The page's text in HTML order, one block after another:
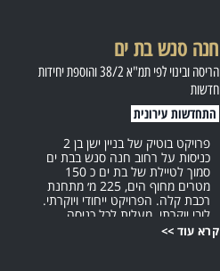
מוססקו, משרד האדריכלים
מהגדולים בארץ אשר עובדים עם
רשויות רבות, ביצעו ומבצעים
פרויקטים רבים ומיוחדים ברמה
הגבוה ביותר בכל הארץ. הפרויקט
ממתין לפירסום התב"ע בועדה
חנה סנש בת ים
הריסה ובינוי לפי תמ"א 38/2 והוספת יחידות
חדשות
התחדשות עירונית
פרויקט בוטיק של בניין ישן בן 2
כניסות על רחוב חנה סנש בבת ים
סמוך לטיילת של בת ים כ 150
מטרים מחוף הים, 225 מ׳ מתחנת
רכבת קלה. הפרויקט ייחודי ויוקרתי.
לובי יוקרתי. מעלית לכל כניסה.
דירות מרווחות. חלק מהדירות רואות
קרא עוד >>